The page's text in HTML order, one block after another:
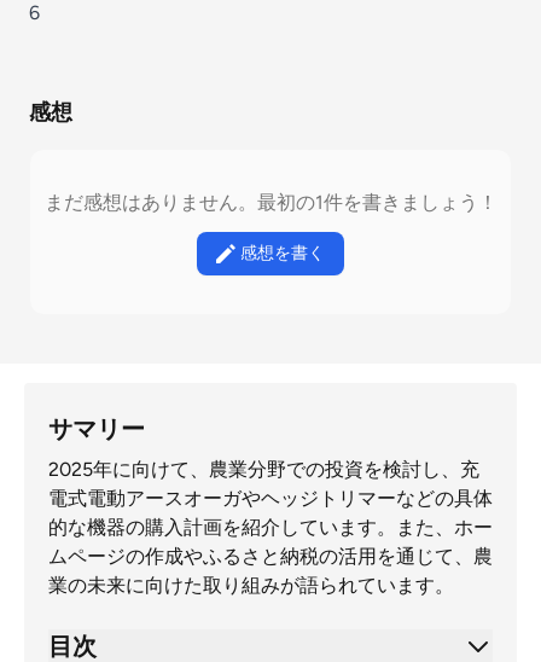
6
感想
まだ感想はありません。最初の1件を書きましょう！
感想を書く
サマリー
2025年に向けて、農業分野での投資を検討し、充
電式電動アースオーガやヘッジトリマーなどの具体
的な機器の購入計画を紹介しています。また、ホー
ムページの作成やふるさと納税の活用を通じて、農
業の未来に向けた取り組みが語られています。
目次